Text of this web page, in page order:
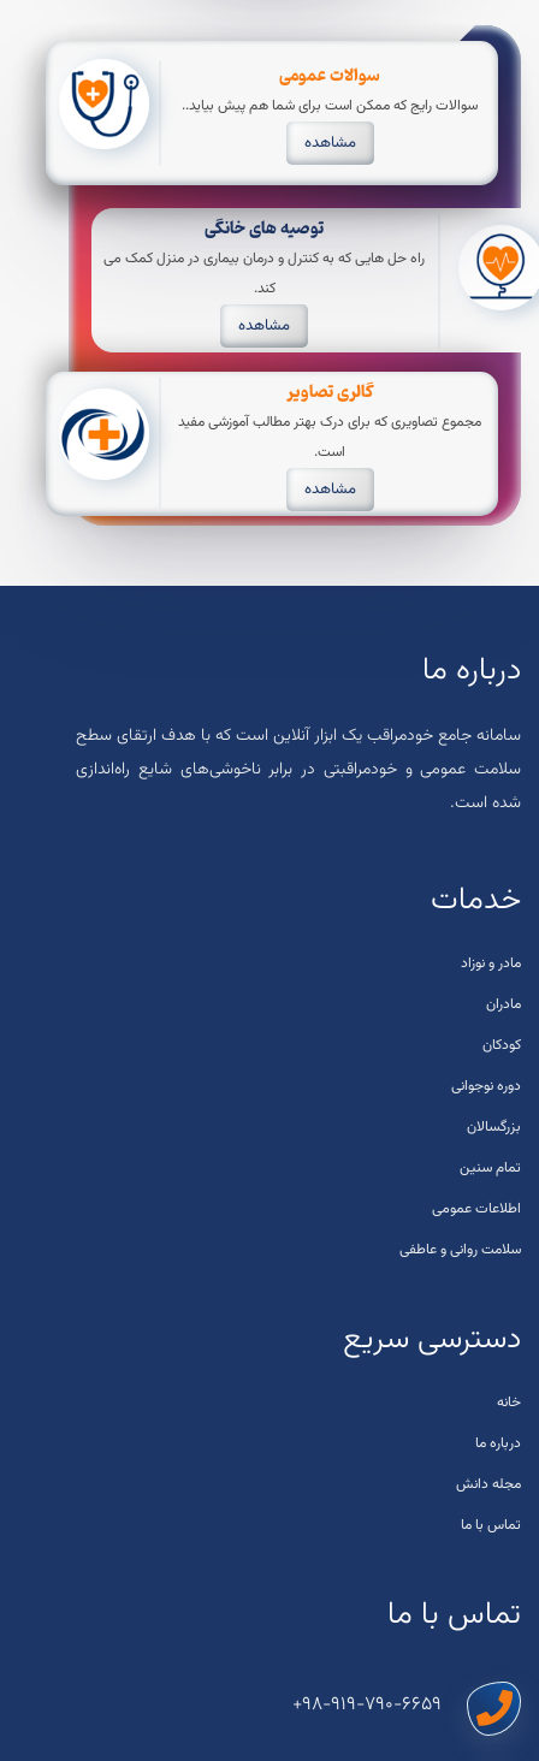
سوالات عمومی
سوالات رایج که ممکن است برای شما هم پیش بیاید..
مشاهده
توصیه های خانگی
راه حل هایی که به کنترل و درمان بیماری در منزل کمک می
کند.
مشاهده
گالری تصاویر
مجموع تصاویری که برای درک بهتر مطالب آموزشی مفید
است.
مشاهده
درباره ما
سامانه جامع خودمراقب یک ابزار آنلاین است که با هدف ارتقای سطح
سلامت عمومی و خودمراقبتی در برابر ناخوشی‌های شایع راه‌اندازی
شده است.
خدمات
مادر و نوزاد
مادران
کودکان
دوره نوجوانی
بزرگسالان
تمام سنین
اطلاعات عمومی
سلامت روانی و عاطفی
دسترسی سریع
خانه
درباره ما
مجله دانش
تماس با ما
تماس با ما
+98-919-790-6659